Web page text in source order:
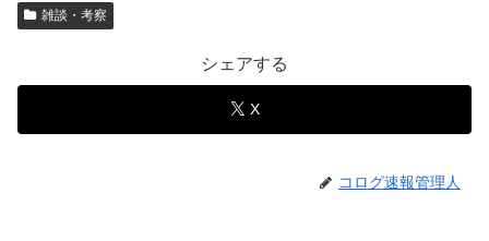
雑談・考察
シェアする
X
コログ速報管理人